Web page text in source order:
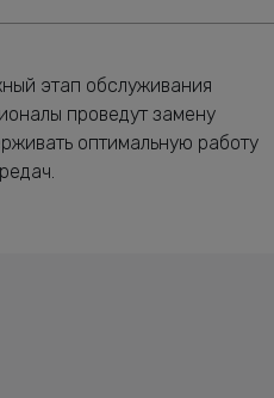
этап обслуживания
проведут замену
оптимальную работу